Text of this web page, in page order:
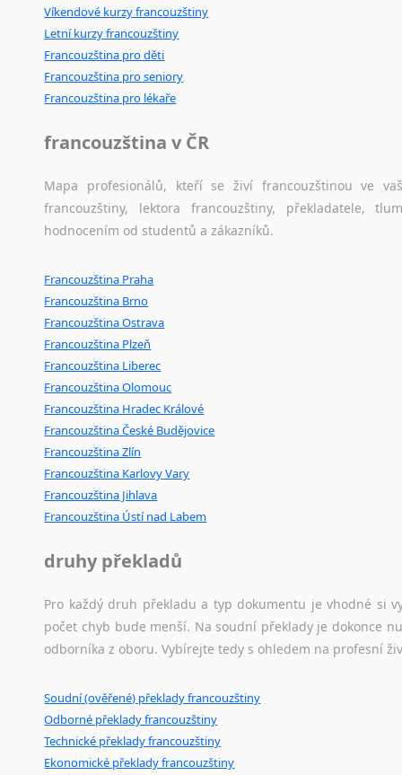
Víkendové kurzy francouzštiny
Letní kurzy francouzštiny
Francouzština pro děti
Francouzština pro seniory
Francouzština pro lékaře
francouzština v ČR
Mapa profesionálů, kteří se živí francouzštinou ve
francouzštiny, lektora francouzštiny, překladatele,
hodnocením od studentů a zákazníků.
Francouzština Praha
Francouzština Brno
Francouzština Ostrava
Francouzština Plzeň
Francouzština Liberec
Francouzština Olomouc
Francouzština Hradec Králové
Francouzština České Budějovice
Francouzština Zlín
Francouzština Karlovy Vary
Francouzština Jihlava
Francouzština Ústí nad Labem
druhy překladů
Pro každý druh překladu a typ dokumentu je vhodné si
počet chyb bude menší. Na soudní překlady je dokonce
odborníka z oboru. Vybírejte tedy s ohledem na profesní
Soudní (ověřené) překlady francouzštiny
Odborné překlady francouzštiny
Technické překlady francouzštiny
Ekonomické překlady francouzštiny